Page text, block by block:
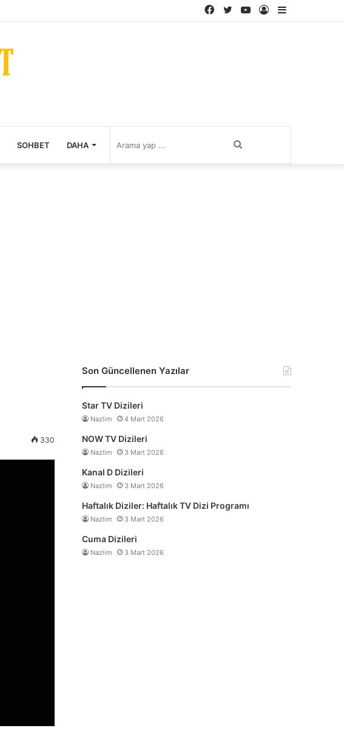
Kenar
Kayıt
YouTube
Twitter
Facebook
SOHBET DAHA
330
Son Güncellenen Yazılar
Star TV Dizileri
Nazlim 4 Mart 2026
NOW TV Dizileri
Nazlim 3 Mart 2026
Kanal D Dizileri
Nazlim 3 Mart 2026
Haftalık Diziler: Haftalık TV Dizi Programı
Nazlim 3 Mart 2026
Cuma Dizileri
Nazlim 3 Mart 2026